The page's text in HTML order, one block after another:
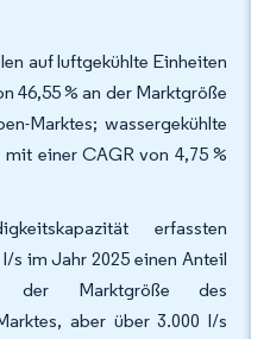
auf luftgekühlte Einheiten
46,55 % an der Marktgröße
Marktes; wassergekühlte
einer CAGR von 4,75 %
erfassten
s im Jahr 2025 einen Anteil
Marktgröße des
aber über 3.000 l/s